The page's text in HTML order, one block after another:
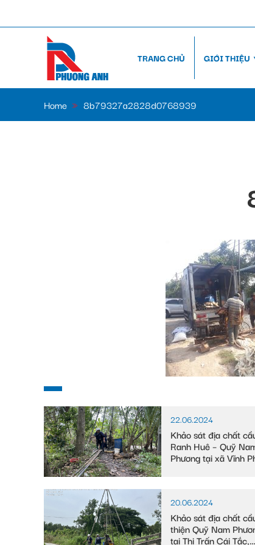
TRANG CHỦ GIỚI THIỆU
Home » 8b79327a2828d0768939
22.06.2024
Khảo sát địa chất
Ranh Huê – Quỹ
Phương tại xã Vĩnh
20.06.2024
Khảo sát địa chất
thiện Quỹ Nam
tại Thị Trấn Cái Tắc,